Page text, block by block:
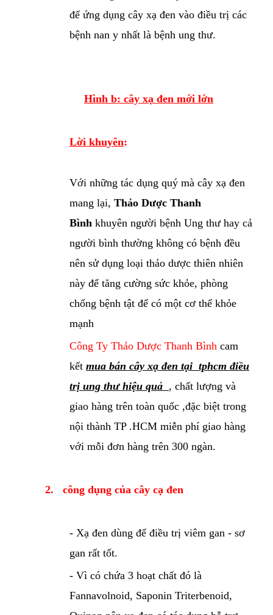
để ứng dụng cây xạ đen vào điều trị các
bệnh nan y nhất là bệnh ung thư.
Hình b: cây xạ đen mới lớn
Lời khuyên:
Với những tác dụng quý mà cây xạ đen
mang lại, Thảo Dược Thanh
Bình khuyên người bệnh Ung thư hay cả
người bình thường không có bệnh đều
nên sử dụng loại thảo dược thiên nhiên
này để tăng cường sức khỏe, phòng
chống bệnh tật để có một cơ thể khỏe
mạnh
Công Ty Thảo Dược Thanh Bình cam
kết mua bán cây xạ đen tại tphcm điều
trị ung thư hiệu quả , chất lượng và
giao hàng trên toàn quốc ,đặc biệt trong
nội thành TP .HCM miễn phí giao hàng
với mỗi đơn hàng trên 300 ngàn.
2. công dụng của cây cạ đen
- Xạ đen dùng để điều trị viêm gan - sơ
gan rất tốt.
- Vì có chứa 3 hoạt chất đó là
Fannavolnoid, Saponin Triterbenoid,